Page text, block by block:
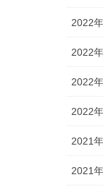
2022
2022
2022
2022
2021
2021